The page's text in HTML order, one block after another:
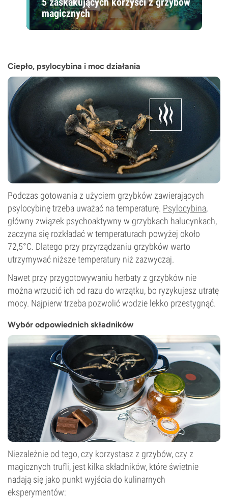
magicznych
Ciepło, psylocybina i moc działania
Podczas gotowania z użyciem grzybków zawierających
psylocybinę trzeba uważać na temperaturę. Psylocybina,
główny związek psychoaktywny w grzybkach halucynkach,
zaczyna się rozkładać w temperaturach powyżej około
72,5°C. Dlatego przy przyrządzaniu grzybków warto
utrzymywać niższe temperatury niż zazwyczaj.
Nawet przy przygotowywaniu herbaty z grzybków nie
można wrzucić ich od razu do wrzątku, bo ryzykujesz utratę
mocy. Najpierw trzeba pozwolić wodzie lekko przestygnąć.
Wybór odpowiednich składników
Niezależnie od tego, czy korzystasz z grzybów, czy z
magicznych trufli, jest kilka składników, które świetnie
nadają się jako punkt wyjścia do kulinarnych
eksperymentów: